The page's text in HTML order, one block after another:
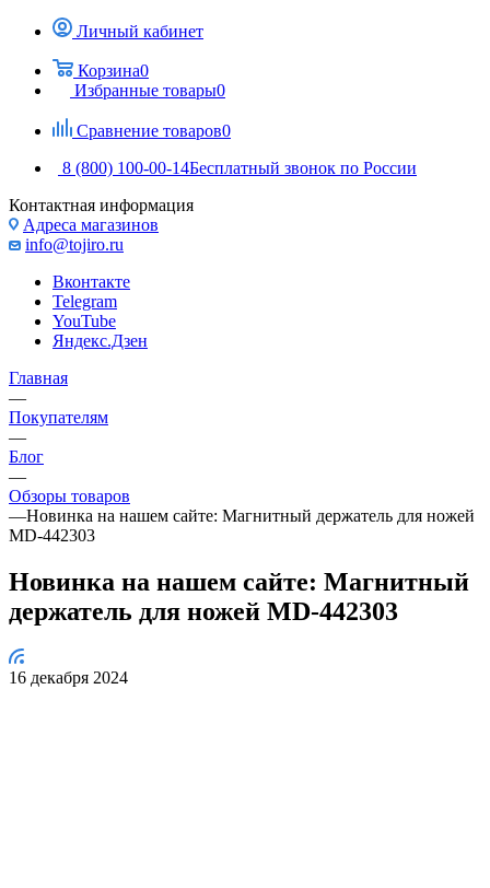
Личный кабинет
Корзина0
Избранные товары0
Сравнение товаров0
8 (800) 100-00-14Бесплатный звонок по России
Контактная информация
Адреса магазинов
info@tojiro.ru
Вконтакте
Telegram
YouTube
Яндекс.Дзен
Главная
—
Покупателям
—
Блог
—
Обзоры товаров
—Новинка на нашем сайте: Магнитный держатель для ножей
MD-442303
Новинка на нашем сайте: Магнитный
держатель для ножей MD-442303
16 декабря 2024